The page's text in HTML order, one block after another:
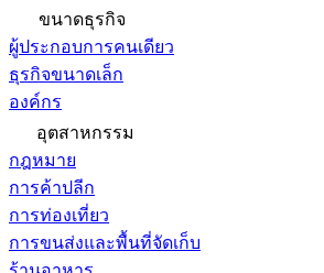
ขนาดธุรกิจ
ผู้ประกอบการคนเดียว
ธุรกิจขนาดเล็ก
องค์กร
อุตสาหกรรม
กฎหมาย
การค้าปลีก
การท่องเที่ยว
การขนส่งและพื้นที่จัดเก็บ